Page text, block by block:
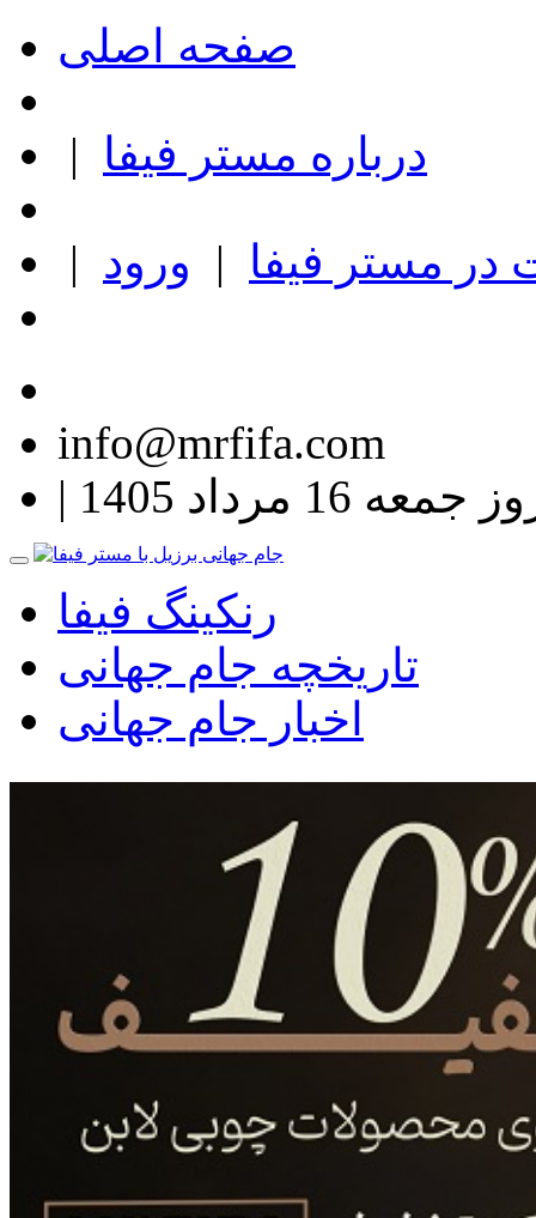
صفحه اصلی
| درباره مستر فیفا
| مستر فیفا | ورود
info@mrfifa.com
16 مرداد 1405
رنکینگ فیفا
تاریخچه جام جهانی
اخبار جام جهانی